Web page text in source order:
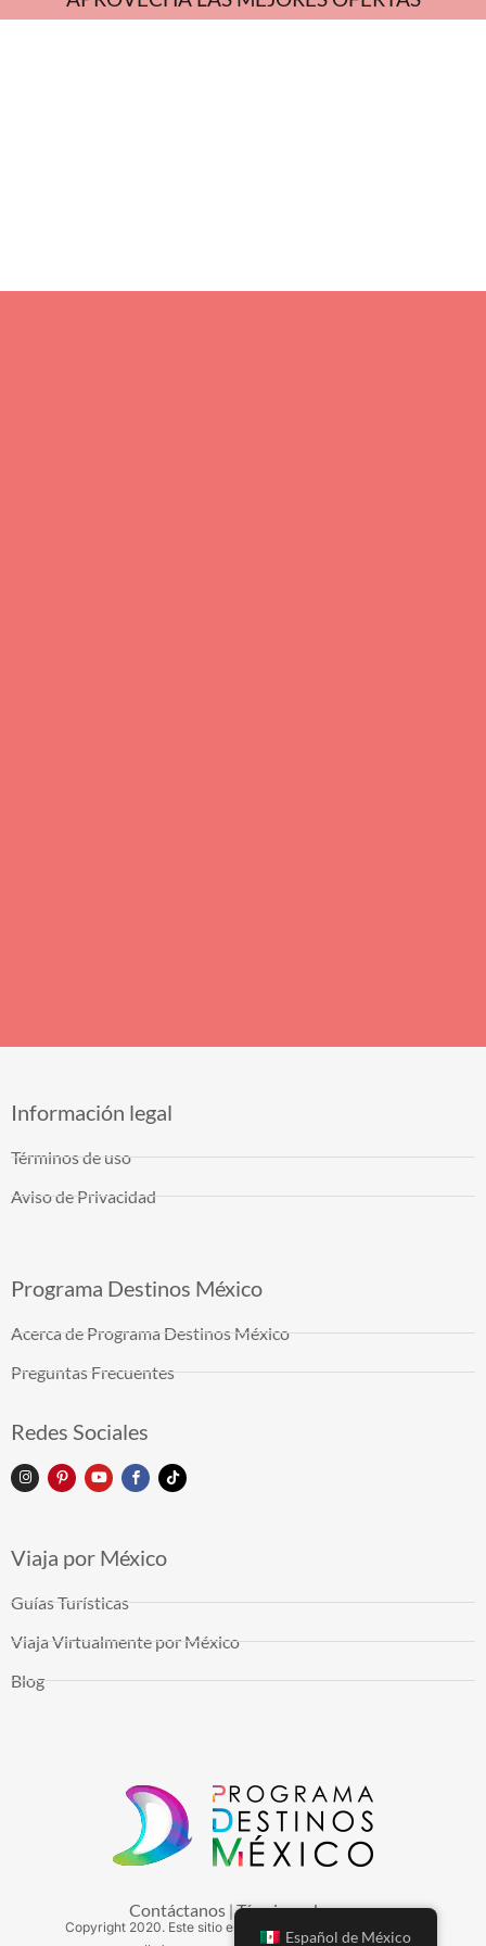
Información legal
Términos de uso
Aviso de Privacidad
Programa Destinos México
Acerca de Programa Destinos México
Preguntas Frecuentes
Redes Sociales
Viaja por México
Guías Turísticas
Viaja Virtualmente por México
Blog
Contáctanos |Términos de uso
Copyright 2020. Este sitio es mantenido por Arduinna, S.A.
Español de México